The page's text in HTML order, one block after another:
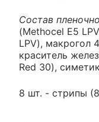
Состав
(Methocel E5
LPV), макрогол
краситель
Red 30),
8 шт. - стрипы